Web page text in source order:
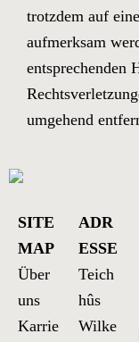
trotzdem auf
aufmerksam
entsprechenden
umgehend
SITE
MAP
Über
uns
Karrie
ADR
ESSE
Teich
hûs
Wilke